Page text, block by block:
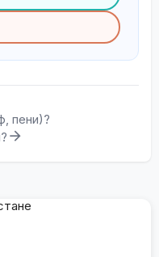
пени)?